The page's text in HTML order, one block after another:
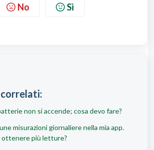
No Sì
non si accende; cosa devo fare?
misurazioni giornaliere nella mia app.
ottenere più letture?